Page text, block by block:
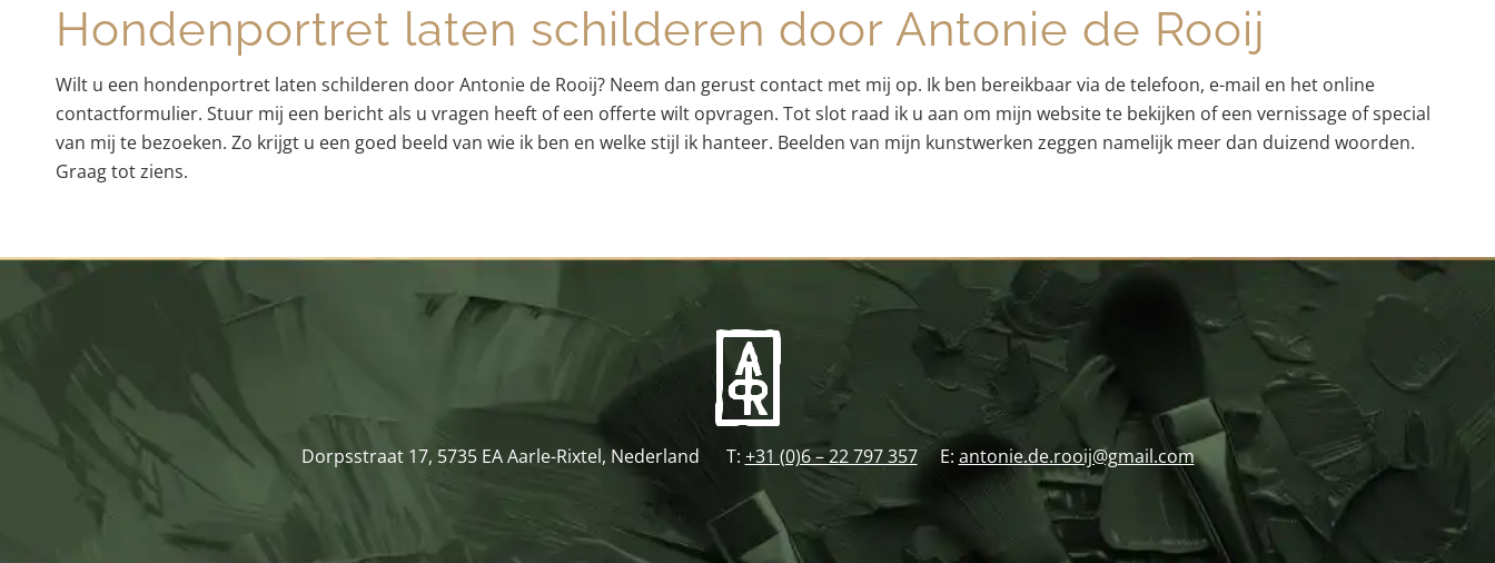
Hondenportret laten schilderen door Antonie de Rooij
Wilt u een hondenportret laten schilderen door Antonie de Rooij? Neem dan gerust contact met mij op. Ik ben bereikbaar via de telefoon, e-mail en het online
contactformulier. Stuur mij een bericht als u vragen heeft of een offerte wilt opvragen. Tot slot raad ik u aan om mijn website te bekijken of een vernissage of special
van mij te bezoeken. Zo krijgt u een goed beeld van wie ik ben en welke stijl ik hanteer. Beelden van mijn kunstwerken zeggen namelijk meer dan duizend woorden.
Graag tot ziens.
Dorpsstraat 17, 5735 EA Aarle-Rixtel, Nederland T: +31 (0)6 – 22 797 357E: antonie.de.rooij@gmail.com